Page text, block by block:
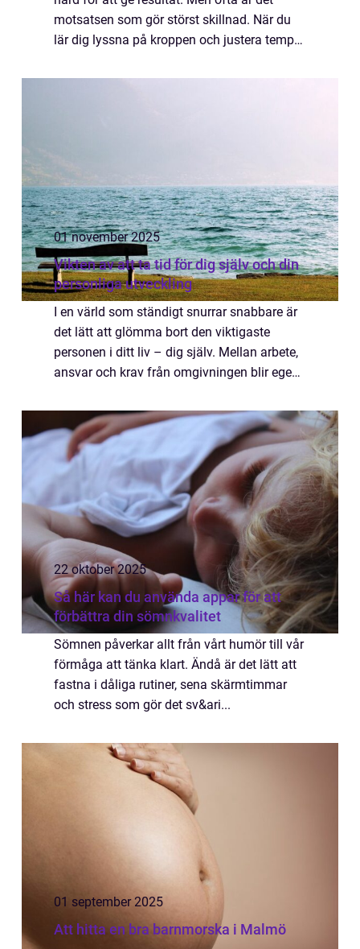
motsatsen som gör störst skillnad. När du
lär dig lyssna på kroppen och justera tempot
01 november 2025
Vikten av att ta tid för dig själv och din
personliga utveckling
I en värld som ständigt snurrar snabbare är
det lätt att glömma bort den viktigaste
personen i ditt liv – dig själv. Mellan arbete,
ansvar och krav från omgivningen blir egen
22 oktober 2025
Så här kan du använda appar för att
förbättra din sömnkvalitet
Sömnen påverkar allt från vårt humör till vår
förmåga att tänka klart. Ändå är det lätt att
fastna i dåliga rutiner, sena skärmtimmar
och stress som gör det sv&ari...
01 september 2025
Att hitta en bra barnmorska i Malmö